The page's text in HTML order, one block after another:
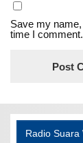
Save my
time I comment.
Radio Suara